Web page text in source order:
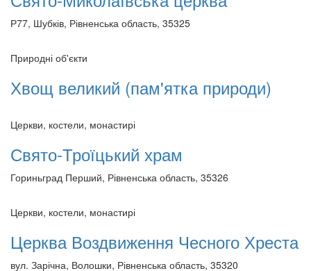
Р77, Шубків, Рівненська область, 35325
Природні об'єкти
Хвощ великий (пам'ятка природи)
Церкви, костели, монастирі
Свято-Троїцький храм
Гориньград Перший, Рівненська область, 35326
Церкви, костели, монастирі
Церква Воздвиження Чесного Хреста
вул. Зарічна, Волошки, Рівненська область, 35320